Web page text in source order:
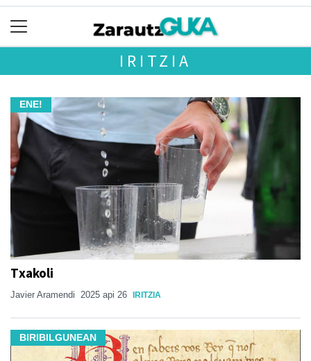
IRITZIA
ENE!
Txakoli
Javier Aramendi 2025 api 26 IRITZIA
BIRIBILGUNEAN